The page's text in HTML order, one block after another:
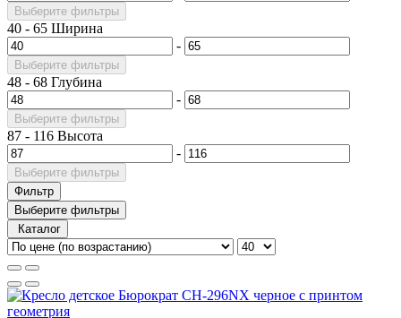
Выберите фильтры
40 - 65 Ширина
-
Выберите фильтры
48 - 68 Глубина
-
Выберите фильтры
87 - 116 Высота
-
Выберите фильтры
Фильтр
Выберите фильтры
Каталог